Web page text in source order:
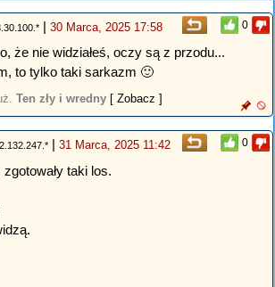
0
| 30 Marca, 2025 17:58
że nie widziałeś, oczy są z przodu...
to tylko taki sarkazm 🙂
Ten zły i wredny [ Zobacz ]
0
| 31 Marca, 2025 11:42
taki los.